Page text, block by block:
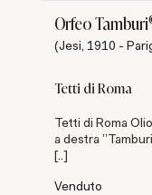
Orfeo Tamburi
(Jesi, 1910 -
Tetti di Roma
Tetti di Roma
a destra
[..]
Venduto